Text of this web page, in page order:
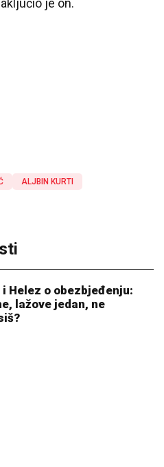
je on.
ALJBIN KURTI
i Helez o obezbjeđenju:
lažove jedan, ne